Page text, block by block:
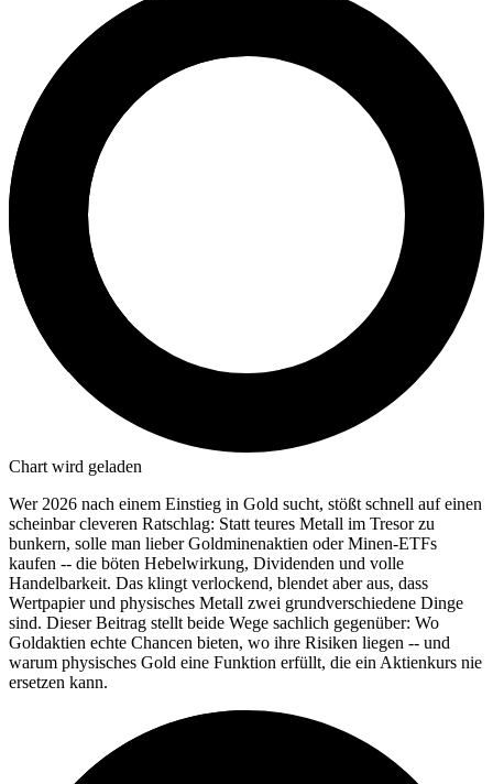
Chart wird geladen
Wer 2026 nach einem Einstieg in Gold sucht, stößt schnell auf einen
scheinbar cleveren Ratschlag: Statt teures Metall im Tresor zu
bunkern, solle man lieber Goldminenaktien oder Minen-ETFs
kaufen -- die böten Hebelwirkung, Dividenden und volle
Handelbarkeit. Das klingt verlockend, blendet aber aus, dass
Wertpapier und physisches Metall zwei grundverschiedene Dinge
sind. Dieser Beitrag stellt beide Wege sachlich gegenüber: Wo
Goldaktien echte Chancen bieten, wo ihre Risiken liegen -- und
warum physisches Gold eine Funktion erfüllt, die ein Aktienkurs nie
ersetzen kann.